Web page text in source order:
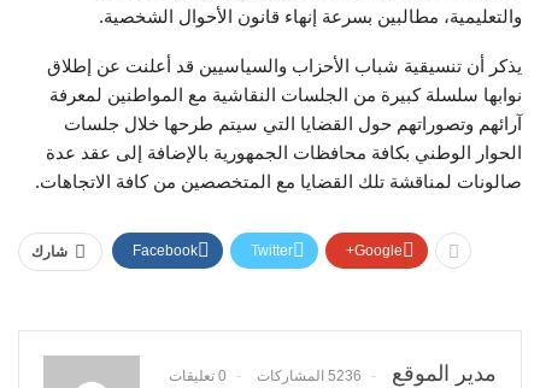
والتعليمية، مطالبين بسرعة إنهاء قانون الأحوال الشخصية.
يذكر أن تنسيقية شباب الأحزاب والسياسيين قد أعلنت عن إطلاق
نوابها سلسلة كبيرة من الجلسات النقاشية مع المواطنين لمعرفة
آرائهم وتصوراتهم حول القضايا التي سيتم طرحها خلال جلسات
الحوار الوطني بكافة محافظات الجمهورية بالإضافة إلى عقد عدة
صالونات لمناقشة تلك القضايا مع المتخصصين من كافة الاتجاهات.
شارك Facebook Twitter Google+
مدير الموقع 5236 المشاركات 0 تعليقات